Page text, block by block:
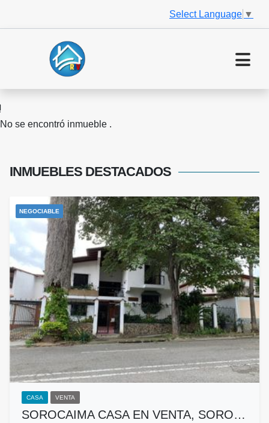
Select Language ▼
No se encontró inmueble .
INMUEBLES DESTACADOS
NEGOCIABLE
CASA VENTA
SOROCAIMA CASA EN VENTA, SORO…